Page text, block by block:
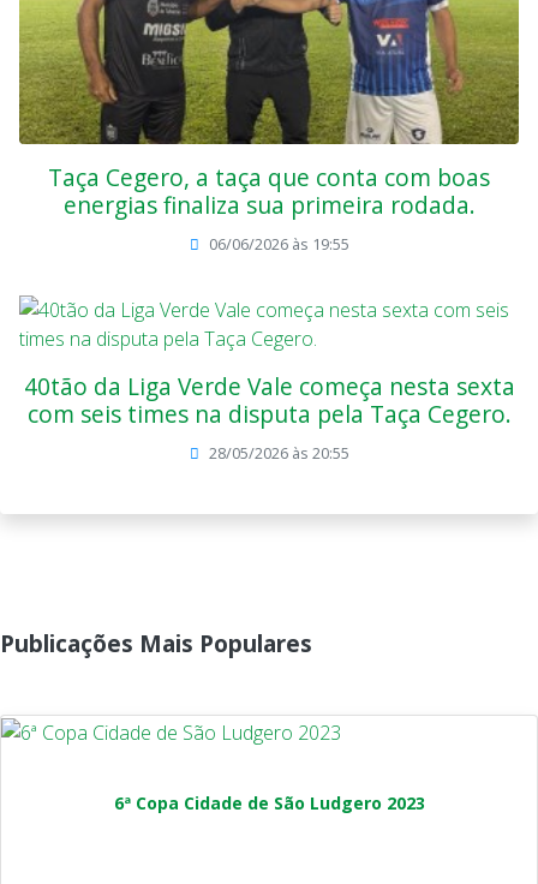
Taça Cegero, a taça que conta com boas
energias finaliza sua primeira rodada.
06/06/2026 às 19:55
40tão da Liga Verde Vale começa nesta sexta
com seis times na disputa pela Taça Cegero.
28/05/2026 às 20:55
Publicações Mais Populares
6ª Copa Cidade de São Ludgero 2023